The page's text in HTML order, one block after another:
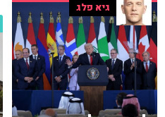
גיא פלג